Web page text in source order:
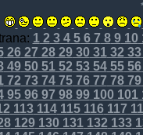
12 34567 8910
2627 2829303132 33
49505152 53545556
72 7374757677 7879
959697 9899100101
113114115116117
129130131132 133